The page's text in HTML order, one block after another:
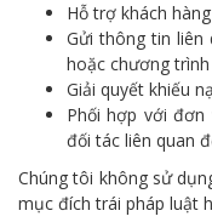
Hỗ trợ khách
Gửi thông tin liên
hoặc chương
Giải quyết khiếu
Phối hợp với
đối tác liên quan
Chúng tôi không sử
mục đích trái pháp luật